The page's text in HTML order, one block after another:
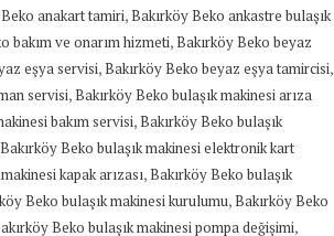
anakart tamiri,Bakırköy Beko ankastre bulaşık
bakım ve onarım hizmeti,Bakırköy Beko beyaz
eşya servisi,Bakırköy Beko beyaz eşya tamircisi,
servisi,Bakırköy Beko bulaşık makinesi arıza
bakım servisi,Bakırköy Beko bulaşık
Bakırköy Beko bulaşık makinesi elektronik kart
kapak arızası,Bakırköy Beko bulaşık
Beko bulaşık makinesi kurulumu,Bakırköy Beko
Beko bulaşık makinesi pompa değişimi,